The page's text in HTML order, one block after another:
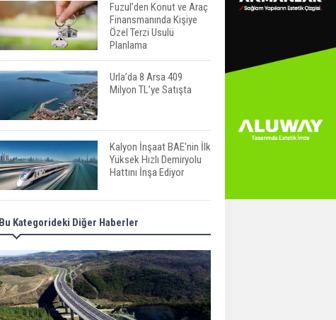
Fuzul’den Konut ve Araç
Finansmanında Kişiye
Özel Terzi Usulü
Planlama
Urla’da 8 Arsa 409
Milyon TL’ye Satışta
Kalyon İnşaat BAE'nin İlk
Yüksek Hızlı Demiryolu
Hattını İnşa Ediyor
ABD'de Konut Kredisi
Faizi Son Bir Yılın En
TOKİ 51 İlde 540 Konut
ve İş Yerini Satışa
Sunuyor
Bu Kategorideki Diğer Haberler